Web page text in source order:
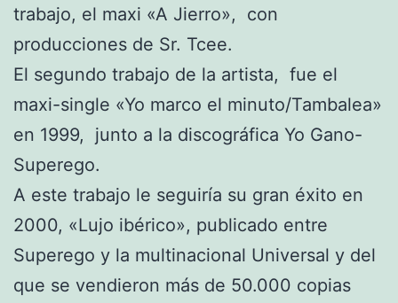
trabajo, el maxi «A Jierro», con
producciones de Sr. Tcee.
El segundo trabajo de la artista, fue el
maxi-single «Yo marco el minuto/Tambalea»
en 1999, junto a la discográfica Yo Gano-
Superego.
A este trabajo le seguiría su gran éxito en
2000, «Lujo ibérico», publicado entre
Superego y la multinacional Universal y del
que se vendieron más de 50.000 copias